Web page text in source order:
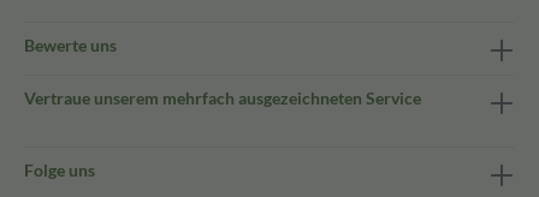
Bewerte uns
Vertraue unserem mehrfach ausgezeichneten Service
Folge uns